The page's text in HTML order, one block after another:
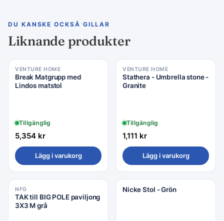
DU KANSKE OCKSÅ GILLAR
Liknande produkter
VENTURE HOME
Break Matgrupp med
Lindos matstol
Tillgänglig
5,354 kr
Lägg i varukorg
VENTURE HOME
Stathera - Umbrella stone -
Granite
Tillgänglig
1,111 kr
Lägg i varukorg
NFG
TAK till BIG POLE paviljong
3X3 M grå
Nicke Stol - Grön